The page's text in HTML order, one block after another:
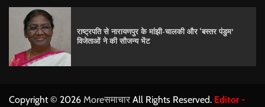
राष्ट्रपति से नारायणपुर के मांझी-चालकी और ‘बस्तर पंडुम’
विजेताओं ने की सौजन्य भेंट
Copyright © 2026 Moreसमाचार All Rights Reserved. Editor -